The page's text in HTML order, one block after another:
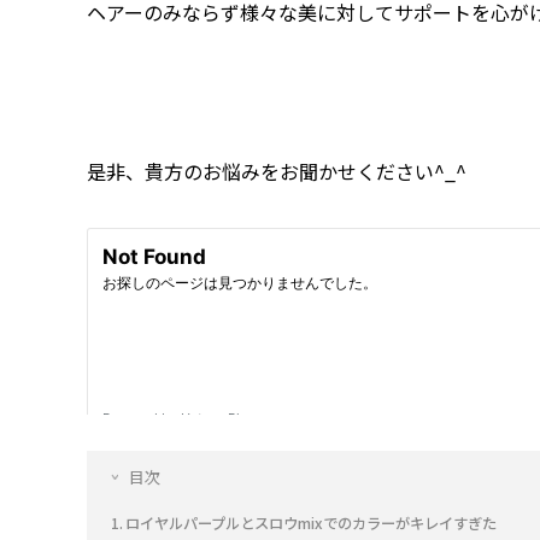
ヘアーのみならず様々な美に対してサポートを心が
是非、貴方のお悩みをお聞かせください^_^
目次
ロイヤルパープルとスロウmixでのカラーがキレイすぎた